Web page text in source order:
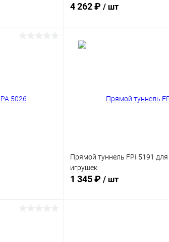
4 262 ₽ / шт
Прямой туннель FPI 5191
игрушек
1 345 ₽ / шт